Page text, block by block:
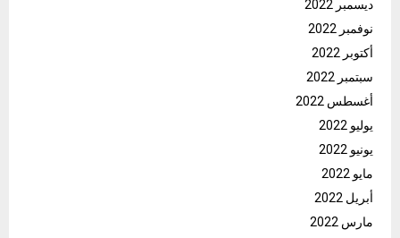
ديسمبر 2022
نوفمبر 2022
أكتوبر 2022
سبتمبر 2022
أغسطس 2022
يوليو 2022
يونيو 2022
مايو 2022
أبريل 2022
مارس 2022